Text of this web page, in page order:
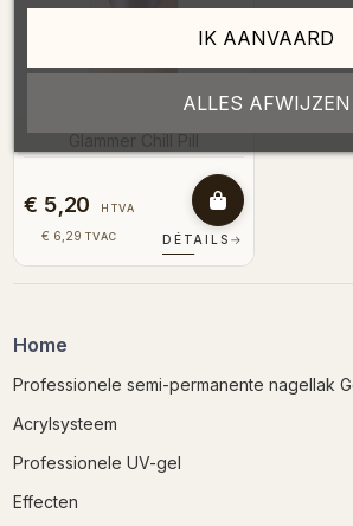
€ 5,20 HTVA
€ 6,29 TVAC DÉTAILS →
Home
Professionele semi-permanente nagellak
Acrylsysteem
Professionele UV-gel
Effecten
ALLES AFWIJZEN
IK AANVAARD